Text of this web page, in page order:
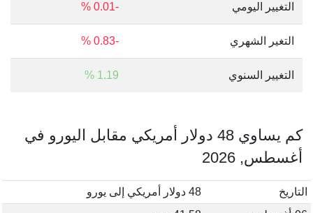
التغيير اليومي -0.01 %
التغير الشهري -0.83 %
التغيير السنوي 1.19 %
كم يساوي 48 دولار أمريكي مقابل اليورو في
أغسطس, 2026
التاريخ
48 دولار أمريكي إلى يورو